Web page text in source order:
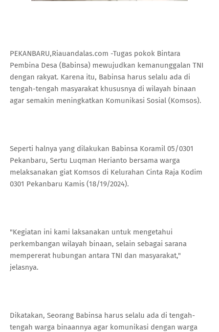
PEKANBARU,Riauandalas.com -Tugas pokok Bintara
Pembina Desa (Babinsa) mewujudkan kemanunggalan TNI
dengan rakyat. Karena itu, Babinsa harus selalu ada di
tengah-tengah masyarakat khususnya di wilayah binaan
agar semakin meningkatkan Komunikasi Sosial (Komsos).
Seperti halnya yang dilakukan Babinsa Koramil 05/0301
Pekanbaru, Sertu Luqman Herianto bersama warga
melaksanakan giat Komsos di Kelurahan Cinta Raja Kodim
0301 Pekanbaru Kamis (18/19/2024).
"Kegiatan ini kami laksanakan untuk mengetahui
perkembangan wilayah binaan, selain sebagai sarana
mempererat hubungan antara TNI dan masyarakat,"
jelasnya.
Dikatakan, Seorang Babinsa harus selalu ada di tengah-
tengah warga binaannya agar komunikasi dengan warga